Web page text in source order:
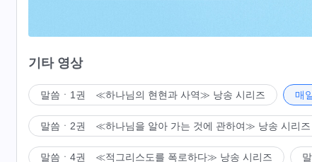
겠다. 나의 말을 깨닫지 못하고, 받아들이지 않으며, 실
기타 영상
말씀ㆍ1권 ≪하나님의 현현과 사역≫ 낭송 시리즈 매
말씀ㆍ2권 ≪하나님을 알아 가는 것에 관하여≫ 낭송 시리즈
말씀ㆍ4권 ≪적그리스도를 폭로하다≫ 낭송 시리즈